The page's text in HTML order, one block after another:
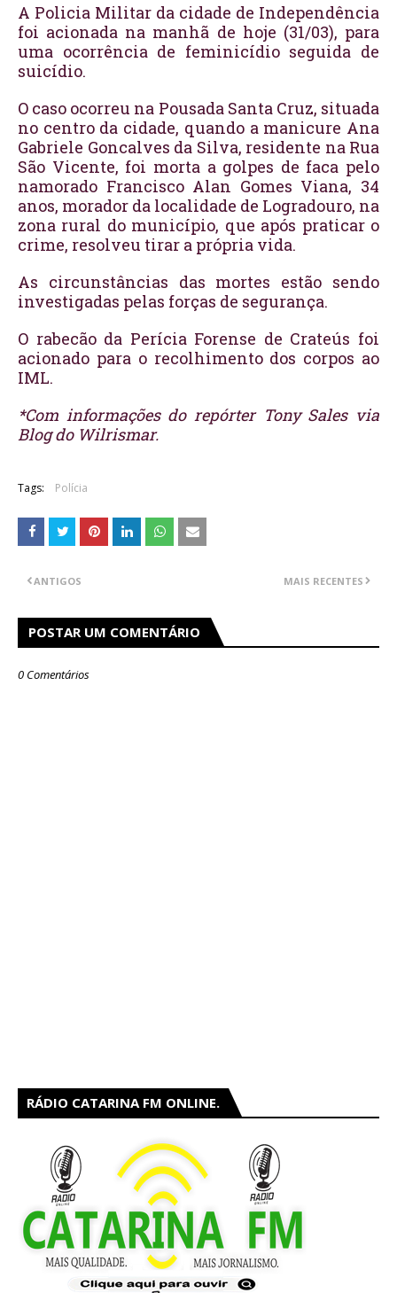
A Policia Militar da cidade de Independência
foi acionada na manhã de hoje (31/03), para
uma ocorrência de feminicídio seguida de
suicídio.
O caso ocorreu na Pousada Santa Cruz, situada
no centro da cidade, quando a manicure Ana
Gabriele Goncalves da Silva, residente na Rua
São Vicente, foi morta a golpes de faca pelo
namorado Francisco Alan Gomes Viana, 34
anos, morador da localidade de Logradouro, na
zona rural do município, que após praticar o
crime, resolveu tirar a própria vida.
As circunstâncias das mortes estão sendo
investigadas pelas forças de segurança.
O rabecão da Perícia Forense de Crateús foi
acionado para o recolhimento dos corpos ao
IML.
*Com informações do repórter Tony Sales via
Blog do Wilrismar.
Tags: Polícia
MAIS RECENTES
ANTIGOS
POSTAR UM COMENTÁRIO
0 Comentários
RÁDIO CATARINA FM ONLINE.